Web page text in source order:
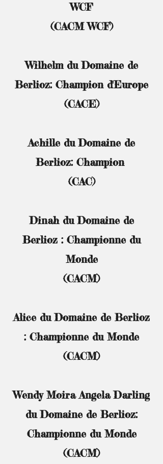
WCF
(CACM WCF)
Wilhelm du Domaine de
Berlioz: Champion d'Europe
(CACE)
Achille du Domaine de
Berlioz: Champion
(CAC)
Dinah du Domaine de
Berlioz : Championne du
Monde
(CACM)
Alice du Domaine de Berlioz
: Championne du Monde
(CACM)
Wendy Moira Angela Darling
du Domaine de Berlioz:
Championne du Monde
(CACM)